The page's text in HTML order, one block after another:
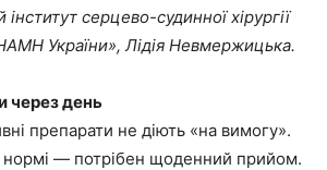
серцево-судинної хірургії
України», Лідія Невмержицька.
через день
препарати не діють «на вимогу».
— потрібен щоденний прийом.